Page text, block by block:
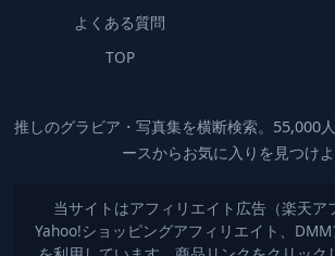
よくある質問
TOP
推しのグラビア・写真集を横断検索。55,000
ースからお気に入りを見つけよ
当サイトはアフィリエイト広告（楽天ア
Yahoo!ショッピングアフィリエイト、DMM